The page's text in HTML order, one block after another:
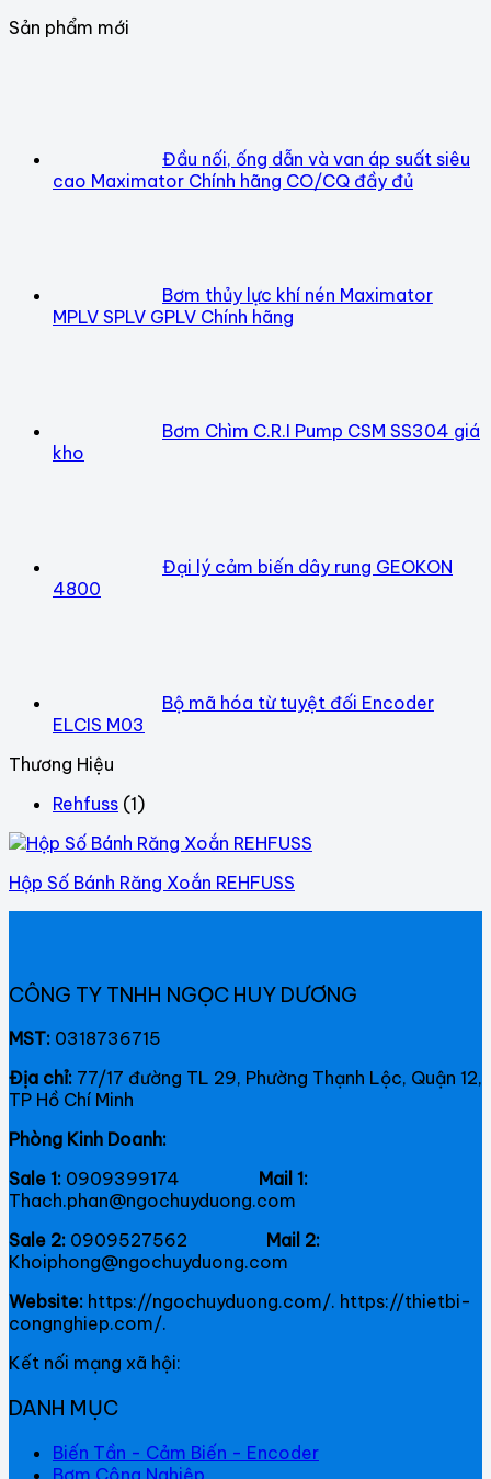
Sản phẩm mới
Đầu nối, ống dẫn và van áp suất siêu
cao Maximator Chính hãng CO/CQ đầy đủ
Bơm thủy lực khí nén Maximator
MPLV SPLV GPLV Chính hãng
Bơm Chìm C.R.I Pump CSM SS304 giá
kho
Đại lý cảm biến dây rung GEOKON
4800
Bộ mã hóa từ tuyệt đối Encoder
ELCIS M03
Thương Hiệu
Rehfuss (1)
Hộp Số Bánh Răng Xoắn REHFUSS
CÔNG TY TNHH NGỌC HUY DƯƠNG
MST: 0318736715
Địa chỉ: 77/17 đường TL 29, Phường Thạnh Lộc, Quận 12,
TP Hồ Chí Minh
Phòng Kinh Doanh:
Sale 1: 0909399174 Mail 1:
Thach.phan@ngochuyduong.com
Sale 2: 0909527562 Mail 2:
Khoiphong@ngochuyduong.com
Website: https://ngochuyduong.com/. https://thietbi-
congnghiep.com/.
Kết nối mạng xã hội:
DANH MỤC
Biến Tần - Cảm Biến - Encoder
Bơm Công Nghiệp